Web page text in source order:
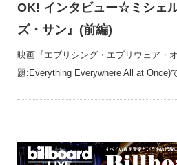
OK! インタビュー☆ミシェ
ズ・サン』(前編)
映画『エブリシング・エブリウェア・
題:Everything Everywhere All at Once)